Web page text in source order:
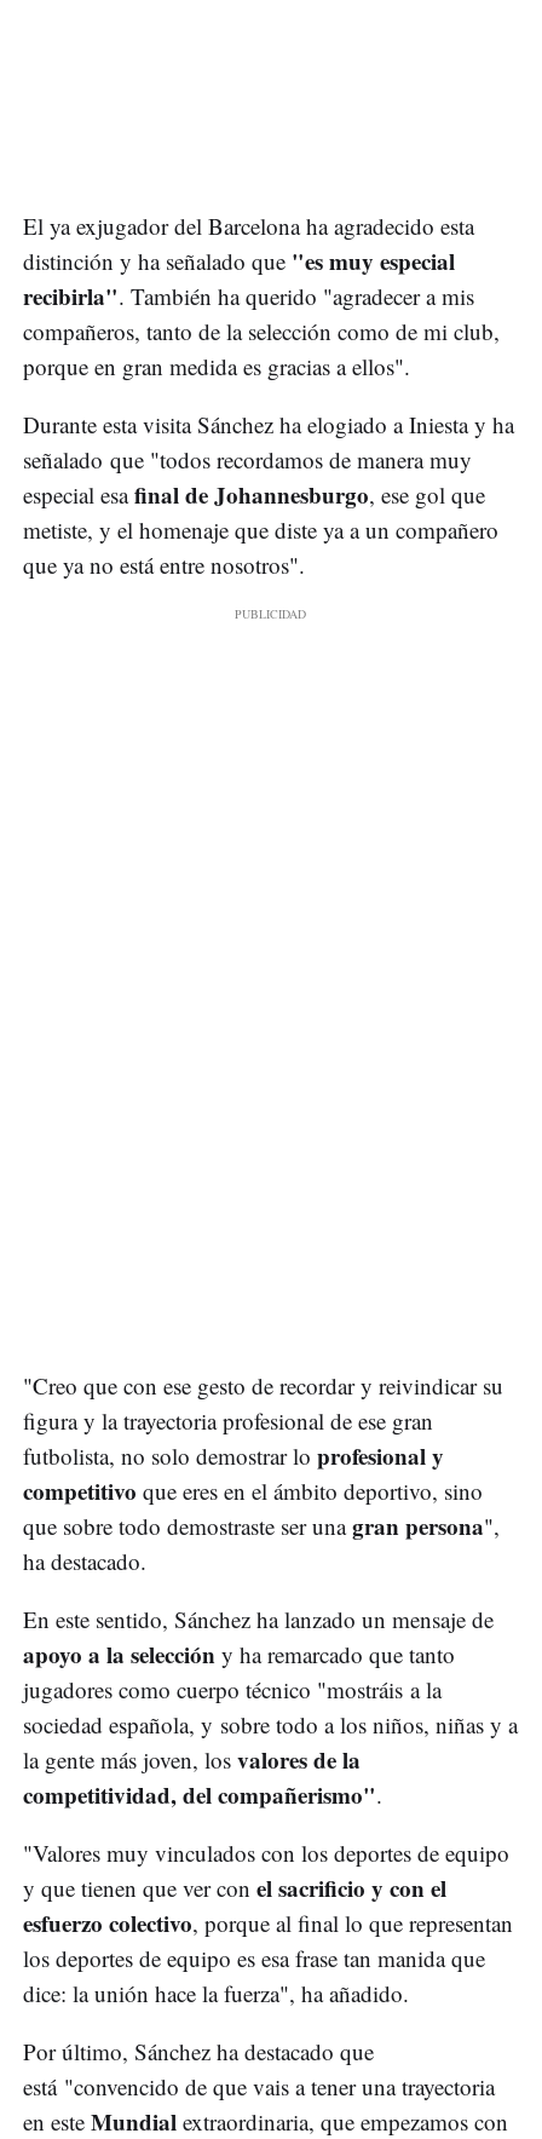
El ya exjugador del Barcelona ha agradecido esta
distinción y ha señalado que "es muy especial
recibirla". También ha querido "agradecer a mis
compañeros, tanto de la selección como de mi club,
porque en gran medida es gracias a ellos".
Durante esta visita Sánchez ha elogiado a Iniesta y ha
señalado que "todos recordamos de manera muy
especial esafinal de Johannesburgo, ese gol que
metiste, y el homenaje que diste ya a un compañero
que ya no está entre nosotros".
"Creo que con ese gesto de recordar y reivindicar su
figura y la trayectoria profesional de ese gran
futbolista, no solo demostrar lo profesional y
competitivo que eres en el ámbito deportivo, sino
que sobre todo demostraste ser unagran persona",
ha destacado.
En este sentido, Sánchez ha lanzado un mensaje de
apoyo a la selección y ha remarcado que tanto
jugadores como cuerpo técnico "mostráis a la
sociedad española, y sobre todo a los niños, niñas y a
la gente más joven, los valores de la
competitividad, del compañerismo".
"Valores muy vinculados con los deportes de equipo
y que tienen que ver con el sacrificio y con el
esfuerzo colectivo, porque al final lo que representan
los deportes de equipo es esa frase tan manida que
dice: la unión hace la fuerza", ha añadido.
Por último, Sánchez ha destacado que
está "convencido de que vais a tener una trayectoria
en este Mundial extraordinaria, que empezamos con